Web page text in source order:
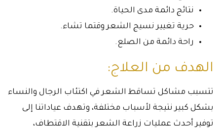
نتائج دائمة مدى الحياة.
حرية تغيير نسيج الشعر وقتما تشاء.
راحة دائمة من الصلع.
الهدف من العلاج:
تتسبب مشاكل تساقط الشعر في اكتئاب الرجال والنساء
بشكل كبير نتيجة لأسباب مختلفة، وتهدف عياداتنا إلى
توفير أحدث عمليات زراعة الشعر بتقنية الاقتطاف،